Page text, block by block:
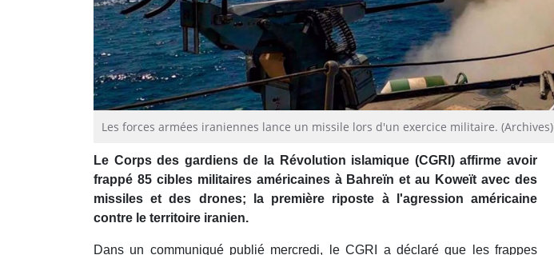
Les forces armées iraniennes lance un missile lors d'un exercice militaire. (Archives)
Le Corps des gardiens de la Révolution islamique (CGRI) affirme avoir
frappé 85 cibles militaires américaines à Bahreïn et au Koweït avec des
missiles et des drones; la première riposte à l'agression américaine
contre le territoire iranien.
Dans un communiqué publié mercredi, le CGRI a déclaré que les frappes